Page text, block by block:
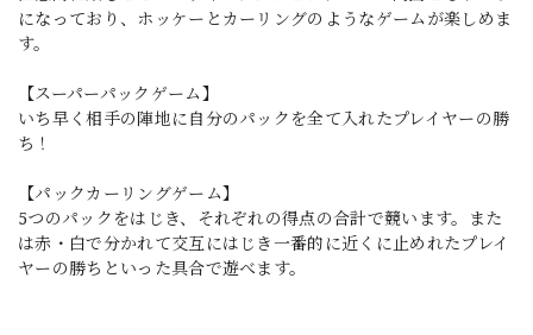
になっており、ホッケーとカーリングのようなゲームが楽しめま
す。
【スーパーパックゲーム】
いち早く相手の陣地に自分のパックを全て入れたプレイヤーの勝
ち！
【パックカーリングゲーム】
5つのパックをはじき、それぞれの得点の合計で競います。また
は赤・白で分かれて交互にはじき一番的に近くに止めれたプレイ
ヤーの勝ちといった具合で遊べます。